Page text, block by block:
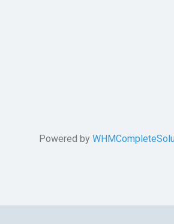
Powered by